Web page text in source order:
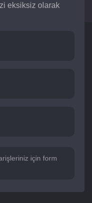
eksiksiz olarak
için form